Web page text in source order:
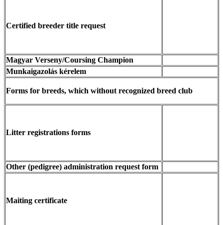
Certified breeder title request
Magyar Verseny/Coursing Champion
Munkaigazolás kérelem
Forms for breeds, which without recognized breed club
Litter registrations forms
Other (pedigree) administration request form
Maiting certificate